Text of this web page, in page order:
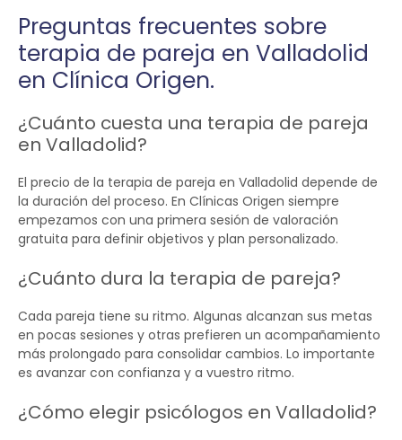
Preguntas frecuentes sobre
terapia de pareja en Valladolid
en Clínica Origen.
¿Cuánto cuesta una terapia de pareja
en Valladolid?
El precio de la terapia de pareja en Valladolid depende de
la duración del proceso. En Clínicas Origen siempre
empezamos con una primera sesión de valoración
gratuita para definir objetivos y plan personalizado.
¿Cuánto dura la terapia de pareja?
Cada pareja tiene su ritmo. Algunas alcanzan sus metas
en pocas sesiones y otras prefieren un acompañamiento
más prolongado para consolidar cambios. Lo importante
es avanzar con confianza y a vuestro ritmo.
¿Cómo elegir psicólogos en Valladolid?